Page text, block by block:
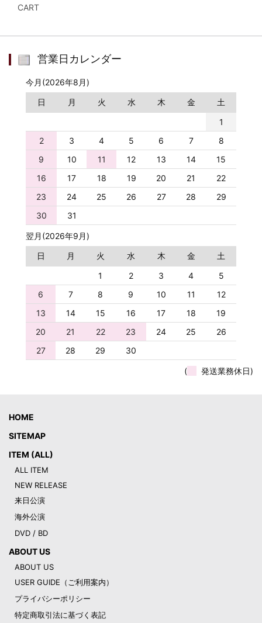
CART
営業日カレンダー
今月(2026年8月)
日
月 火 水 木 金
土
1
2
3 4 5 6 7
8
9
10 11 12 13 14
15
16
17 18 19 20 21
22
23
24 25 26 27 28
29
30
31
翌月(2026年9月)
日
月 火 水 木 金
土
1
2 3 4
5
6
7 8 9 10 11
12
13
14 15 16 17 18
19
20
21 22 23 24 25
26
27
28 29 30
( 発送業務休日)
HOME
SITEMAP
ITEM (ALL)
ALL ITEM
NEW RELEASE
来日公演
海外公演
DVD / BD
ABOUT US
ABOUT US
USER GUIDE（ご利用案内）
プライバシーポリシー
特定商取引法に基づく表記